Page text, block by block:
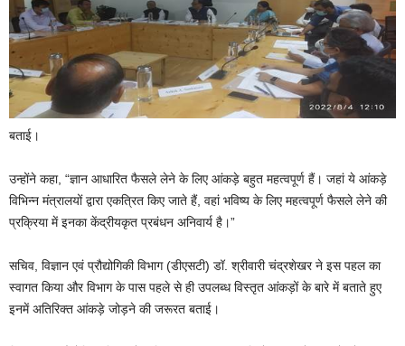
बताई।
उन्होंने कहा, “ज्ञान आधारित फैसले लेने के लिए आंकड़े बहुत महत्वपूर्ण हैं। जहां ये आंकड़े
विभिन्न मंत्रालयों द्वारा एकत्रित किए जाते हैं, वहां भविष्य के लिए महत्वपूर्ण फैसले लेने की
प्रक्रिया में इनका केंद्रीयकृत प्रबंधन अनिवार्य है।”
सचिव, विज्ञान एवं प्रौद्योगिकी विभाग (डीएसटी) डॉ. श्रीवारी चंद्रशेखर ने इस पहल का
स्वागत किया और विभाग के पास पहले से ही उपलब्ध विस्तृत आंकड़ों के बारे में बताते हुए
इनमें अतिरिक्त आंकड़े जोड़ने की जरूरत बताई।